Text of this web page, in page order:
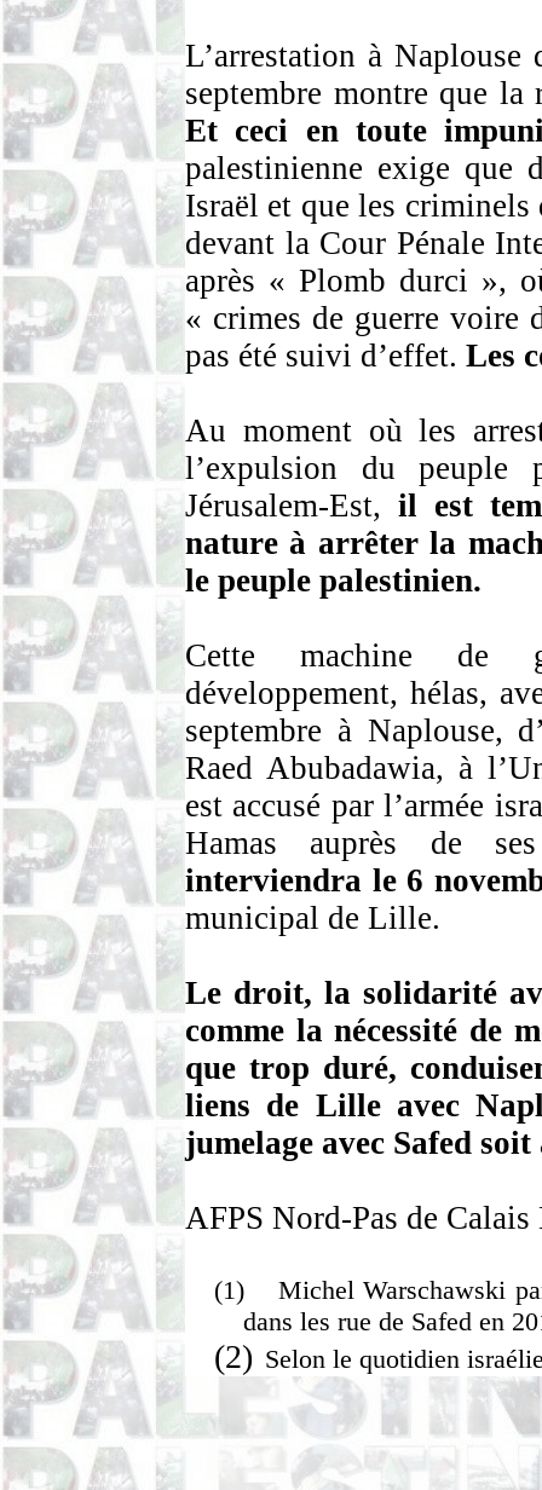
L’arrestation à
septembre montre que la
Et ceci en toute
palestinienne exige que
Israël et que les
devant la Cour Pénale
après « Plomb durci »,
« crimes de guerre voire
pas été suivi d’effet. Les
Au moment où les
l’expulsion du peuple
Jérusalem-Est, il est
nature à arrêter la
le peuple palestinien.
Cette machine de
développement, hélas,
septembre à Naplouse,
Raed Abubadawia, à
est accusé par l’armée
Hamas auprès de
interviendra le 6
municipal de Lille.
Le droit, la solidarité
comme la nécessité de
que trop duré,
liens de Lille avec
jumelage avec Safed
AFPS Nord-Pas de
(1)
Michel Warschawski
dans les rue de Safed en
(2) Selon le quotidien